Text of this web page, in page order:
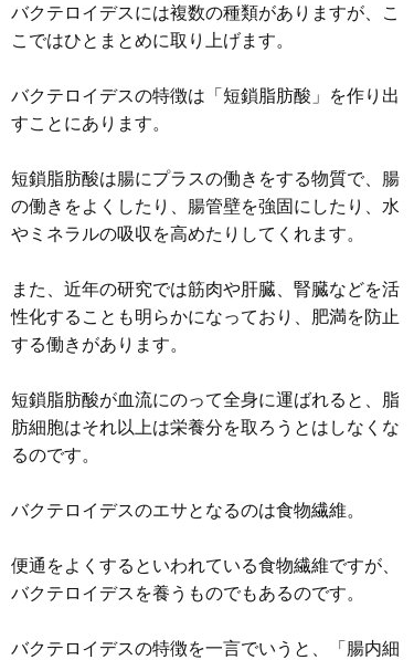
バクテロイデスには複数の種類がありますが、こ
こではひとまとめに取り上げます。
バクテロイデスの特徴は「短鎖脂肪酸」を作り出
すことにあります。
短鎖脂肪酸は腸にプラスの働きをする物質で、腸
の働きをよくしたり、腸管壁を強固にしたり、水
やミネラルの吸収を高めたりしてくれます。
また、近年の研究では筋肉や肝臓、腎臓などを活
性化することも明らかになっており、肥満を防止
する働きがあります。
短鎖脂肪酸が血流にのって全身に運ばれると、脂
肪細胞はそれ以上は栄養分を取ろうとはしなくな
るのです。
バクテロイデスのエサとなるのは食物繊維。
便通をよくするといわれている食物繊維ですが、
バクテロイデスを養うものでもあるのです。
バクテロイデスの特徴を一言でいうと、「腸内細